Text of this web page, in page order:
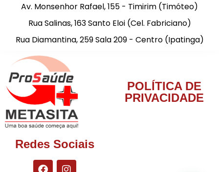
Av. Monsenhor Rafael, 155 - Timirim (Timóteo)
Rua Salinas, 163 Santo Eloi (Cel. Fabriciano)
Rua Diamantina, 259 Sala 209 - Centro (Ipatinga)
POLÍTICA DE
PRIVACIDADE
Redes Sociais